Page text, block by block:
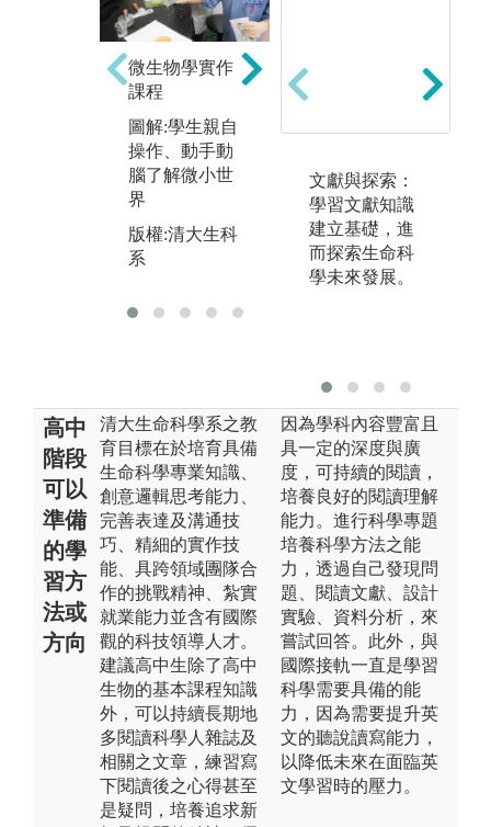
微生物學實作
課程
圖解:學生親自
操作、動手動
腦了解微小世
界
版權:清大生科
系
圖解:果蠅神經
傳導網路系統
文獻與探索：
學習文獻知識
建立基礎，進
而探索生命科
學未來發展。
高中
階段
可以
準備
的學
習方
法或
方向
清大生命科學系之教
育目標在於培育具備
生命科學專業知識、
創意邏輯思考能力、
完善表達及溝通技
巧、精細的實作技
能、具跨領域團隊合
作的挑戰精神、紮實
就業能力並含有國際
觀的科技領導人才。
建議高中生除了高中
生物的基本課程知識
外，可以持續長期地
多閱讀科學人雜誌及
相關之文章，練習寫
下閱讀後之心得甚至
是疑問，培養追求新
因為學科內容豐富且
具一定的深度與廣
度，可持續的閱讀，
培養良好的閱讀理解
能力。進行科學專題
培養科學方法之能
力，透過自己發現問
題、閱讀文獻、設計
實驗、資料分析，來
嘗試回答。此外，與
國際接軌一直是學習
科學需要具備的能
力，因為需要提升英
文的聽說讀寫能力，
以降低未來在面臨英
文學習時的壓力。